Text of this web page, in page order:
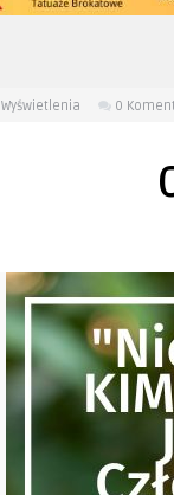
Wyświetlenia 0